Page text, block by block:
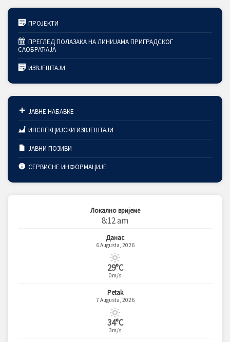
ПРОЈЕКТИ
ПРЕГЛЕД ПОЛАЗАКА НА ЛИНИЈАМА ПРИГРАДСКОГ
САОБРАЋАЈА
ИЗВЈЕШТАЈИ
ЈАВНЕ НАБАВКЕ
ИНСПЕКЦИЈСКИ ИЗВЈЕШТАЈИ
ЈАВНИ ПОЗИВИ
СЕРВИСНЕ ИНФОРМАЦИЈЕ
Локално вријеме
8:12 am
Данас
6 Augusta, 2026
29°C
0m/s
Petak
7 Augusta, 2026
34°C
3m/s